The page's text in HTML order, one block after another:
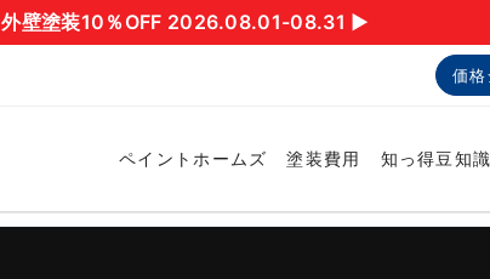
外壁塗装10％OFF 2026.08.01-08.31 ▶︎
価格
ペイントホームズ 塗装費用 知っ得豆知識